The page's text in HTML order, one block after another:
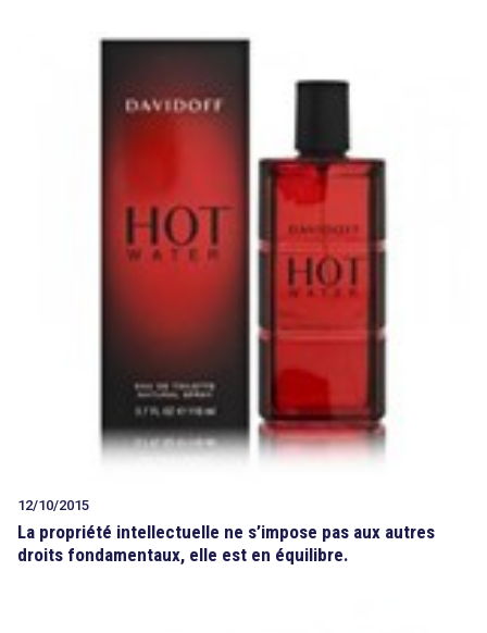
12/10/2015
La propriété intellectuelle ne s’impose pas aux autres
droits fondamentaux, elle est en équilibre.